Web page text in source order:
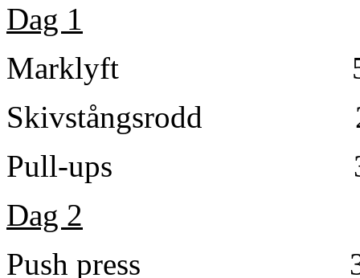
Dag 1
Marklyft
Skivstångsrodd
Pull-ups 3set
Dag 2
Push press